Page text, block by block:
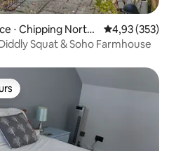
⋅ Chipping Norto
Évaluation
4,93 (353)
Squat & Soho Farmhouse
les plus appréciés